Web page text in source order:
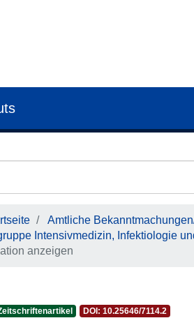
Amtliche
Intensivmedizin, Infektiologie
anzeigen
DOI: 10.25646/7114.2